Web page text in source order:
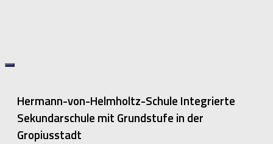
Hermann-von-Helmholtz-Schule Integrierte
Sekundarschule mit Grundstufe in der
Gropiusstadt